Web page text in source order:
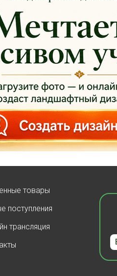
товары
поступления
трансляция